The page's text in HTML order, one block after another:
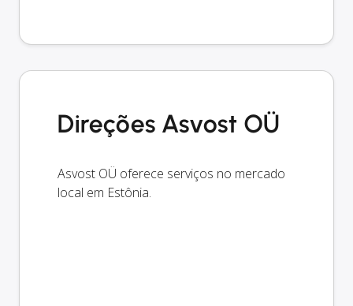
Direções Asvost OÜ
Asvost OÜ oferece serviços no mercado
local em Estônia.